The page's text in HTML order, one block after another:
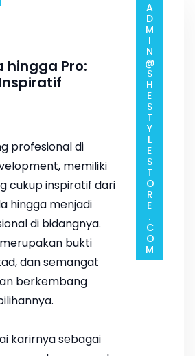
hingga Pro:
profesional di
memiliki
cukup inspiratif dari
hingga menjadi
di bidangnya.
bukti
dan semangat
berkembang
karirnya sebagai
ADMIN@SHESTYLESTORE.COM